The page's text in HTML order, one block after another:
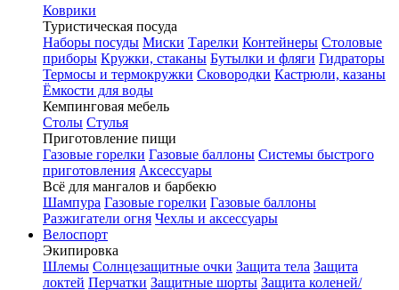
Коврики
Туристическая посуда
Наборы посуды Миски Тарелки Контейнеры Столовые
приборы Кружки, стаканы Бутылки и фляги Гидраторы
Термосы и термокружки Сковородки Кастрюли, казаны
Ёмкости для воды
Кемпинговая мебель
Столы Стулья
Приготовление пищи
Газовые горелки Газовые баллоны Системы быстрого
приготовления Аксессуары
Всё для мангалов и барбекю
Шампура Газовые горелки Газовые баллоны
Разжигатели огня Чехлы и аксессуары
Велоспорт
Экипировка
Шлемы Солнцезащитные очки Защита тела Защита
локтей Перчатки Защитные шорты Защита коленей/